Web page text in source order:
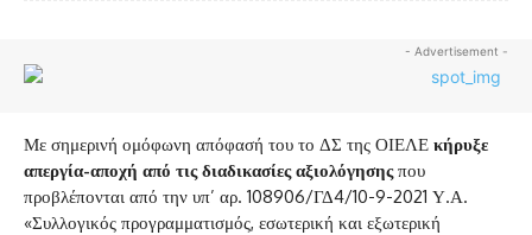
- Advertisement -
Με σημερινή ομόφωνη απόφασή του το ΔΣ της ΟΙΕΛΕ κήρυξε
απεργία-αποχή από τις διαδικασίες αξιολόγησηςπου
προβλέπονται από την υπ’ αρ. 108906/ΓΔ4/10-9-2021 Υ.Α.
«Συλλογικός προγραμματισμός, εσωτερική και εξωτερική